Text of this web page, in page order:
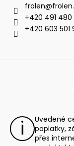
frolen@
+420 491 480
+420 603 501
Uvedené
poplatky,
přes